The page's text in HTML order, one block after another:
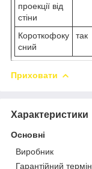
проекції від
стіни
Короткофоку
сний
так
Приховати
Характеристики
Основні
Виробник
Гарантійний термін